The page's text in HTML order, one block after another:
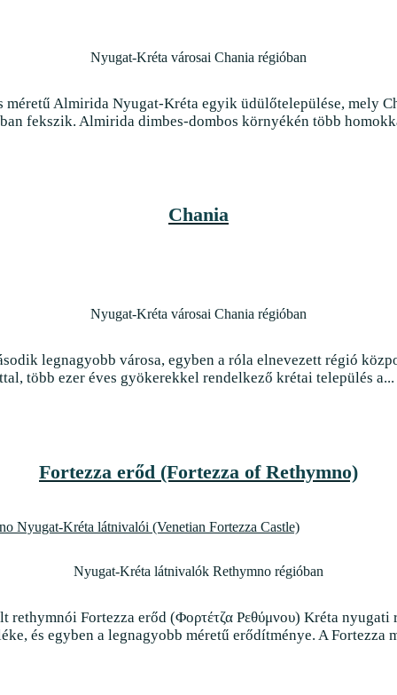
Nyugat-Kréta városai Chania régióban
méretű Almirida Nyugat-Kréta egyik üdülőtelepülése, mely
fekszik. Almirida dimbes-dombos környékén több
Chania
Nyugat-Kréta városai Chania régióban
legnagyobb városa, egyben a róla elnevezett régió
több ezer éves gyökerekkel rendelkező krétai település a...
Fortezza erőd (Fortezza of Rethymno)
Nyugat-Kréta látnivalók Rethymno régióban
rethymnói Fortezza erőd (Φορτέτζα Ρεθύμνου) Kréta nyugati
és egyben a legnagyobb méretű erődítménye. A Fortezza